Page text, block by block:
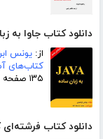
دانلود کتاب جاوا به
از: یونس
کتاب‌های
۱۳۵ صفحه
دانلود کتاب